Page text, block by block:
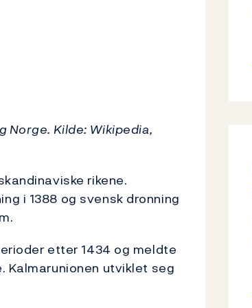
Norge. Kilde: Wikipedia,
rikene.
i 1388 og svensk dronning
etter 1434 og meldte
Kalmarunionen utviklet seg